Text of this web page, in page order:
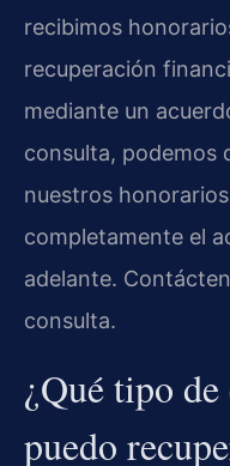
recibimos
recuperación
mediante un
consulta, podemos
nuestros
completamente el
adelante.
consulta.
¿Qué tipo
puedo